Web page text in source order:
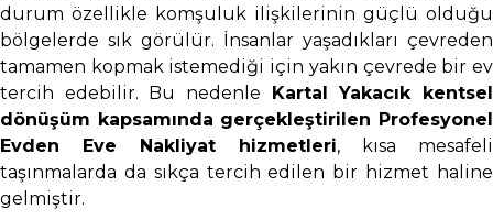
durum özellikle komşuluk ilişkilerinin güçlü olduğu
bölgelerde sık görülür. İnsanlar yaşadıkları çevreden
tamamen kopmak istemediği için yakın çevrede bir ev
tercih edebilir. Bu nedenle
Kartal Yakacık kentsel
dönüşüm kapsamında gerçekleştirilen Profesyonel
Evden Eve Nakliyat hizmetleri, kısa mesafeli
taşınmalarda da sıkça tercih edilen bir hizmet haline
gelmiştir.